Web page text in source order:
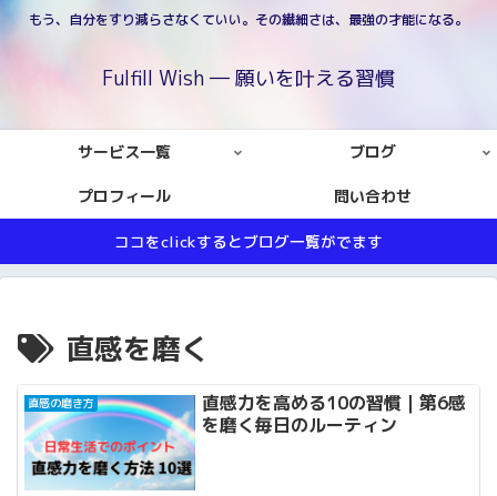
もう、自分をすり減らさなくていい。その繊細さは、最強の才能になる。
Fulfill Wish ― 願いを叶える習慣
サービス一覧 ブログ
プロフィール 問い合わせ
ココをclickするとブログ一覧がでます
直感を磨く
直感の磨き方
直感力を高める10の習慣｜第6感
を磨く毎日のルーティン